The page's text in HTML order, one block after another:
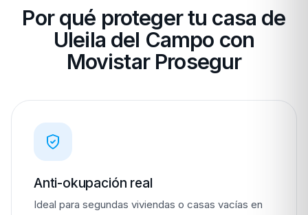
Por qué proteger tu casa de
Uleila del Campo con
Movistar Prosegur
Anti-okupación real
Ideal para segundas viviendas o casas vacías en